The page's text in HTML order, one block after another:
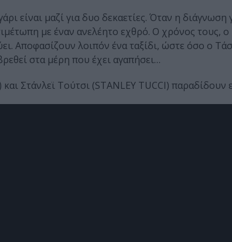
είναι μαζί για δυο δεκαετίες. Όταν η
με έναν ανελέητο εχθρό. Ο χρόνος τους,
Αποφασίζουν λοιπόν ένα ταξίδι, ώστε όσο ο
στα μέρη που έχει αγαπήσει…
Στάνλεϊ Τούτσι (STANLEY TUCCI)